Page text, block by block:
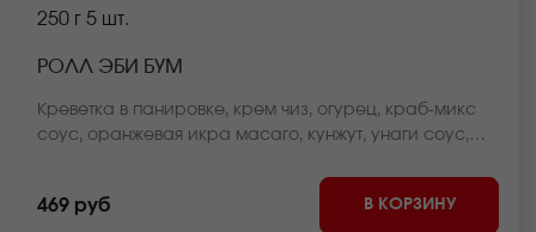
250 г 5 шт.
РОЛЛ ЭБИ БУМ
Креветка в панировке, крем чиз, огурец, краб-микс
соус, оранжевая икра масаго, кунжут, унаги соус,
469 руб В КОРЗИНУ